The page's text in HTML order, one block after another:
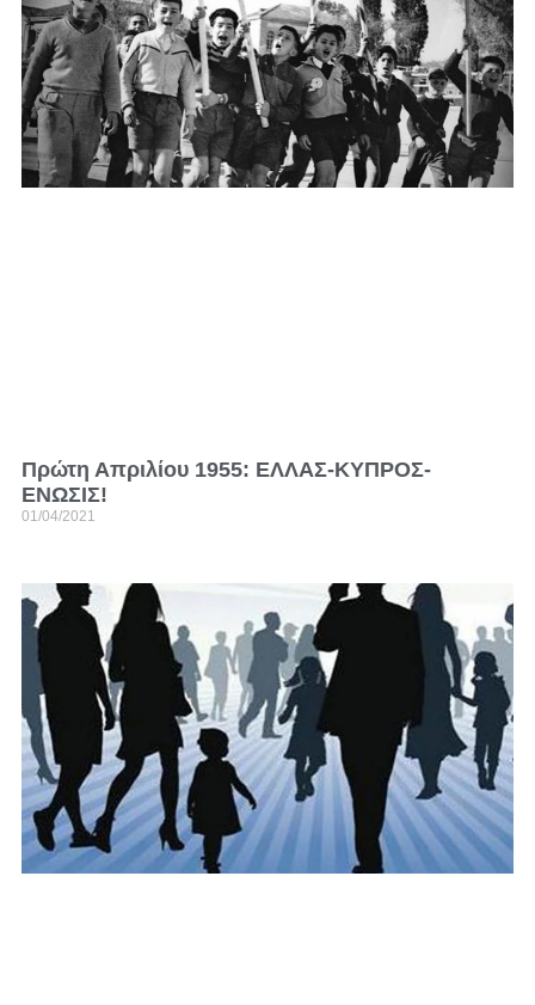
Πρώτη Απριλίου 1955: ΕΛΛΑΣ-ΚΥΠΡΟΣ-
ΕΝΩΣΙΣ!
01/04/2021